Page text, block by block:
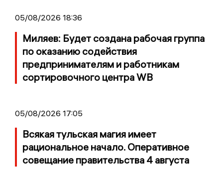
05/08/2026 18:36
Миляев: Будет создана рабочая группа
по оказанию содействия
предпринимателям и работникам
сортировочного центра WB
05/08/2026 17:05
Всякая тульская магия имеет
рациональное начало. Оперативное
совещание правительства 4 августа